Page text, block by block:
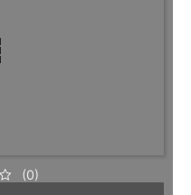
(0)